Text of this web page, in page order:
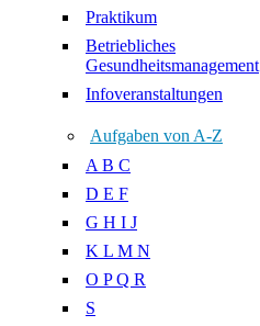
Praktikum
Betriebliches
Gesundheitsmanagement
Infoveranstaltungen
Aufgaben von A-Z
A B C
D E F
G H I J
K L M N
O P Q R
S